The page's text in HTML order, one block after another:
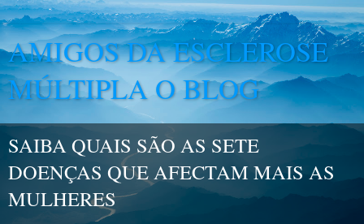
AMIGOS DA ESCLEROSE
MÚLTIPLA O BLOG
SAIBA QUAIS SÃO AS SETE
DOENÇAS QUE AFECTAM MAIS AS
MULHERES